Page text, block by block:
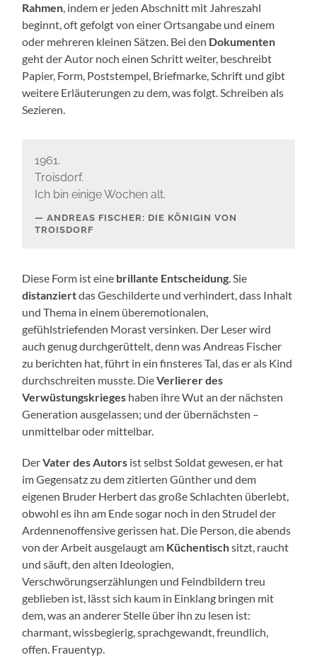
Rahmen, indem er jeden Abschnitt mit Jahreszahl
beginnt, oft gefolgt von einer Ortsangabe und einem
oder mehreren kleinen Sätzen. Bei den Dokumenten
geht der Autor noch einen Schritt weiter, beschreibt
Papier, Form, Poststempel, Briefmarke, Schrift und gibt
weitere Erläuterungen zu dem, was folgt. Schreiben als
Sezieren.
1961.
Troisdorf.
Ich bin einige Wochen alt.
ANDREAS FISCHER: DIE KÖNIGIN VON
TROISDORF
Diese Form ist eine brillante Entscheidung. Sie
distanziertdas Geschilderte und verhindert, dass Inhalt
und Thema in einem überemotionalen,
gefühlstriefenden Morast versinken. Der Leser wird
auch genug durchgerüttelt, denn was Andreas Fischer
zu berichten hat, führt in ein finsteres Tal, das er als Kind
durchschreiten musste. DieVerlierer des
Verwüstungskrieges haben ihre Wut an der nächsten
Generation ausgelassen; und der übernächsten –
unmittelbar oder mittelbar.
DerVater des Autors ist selbst Soldat gewesen, er hat
im Gegensatz zu dem zitierten Günther und dem
eigenen Bruder Herbert das große Schlachten überlebt,
obwohl es ihn am Ende sogar noch in den Strudel der
Ardennenoffensive gerissen hat. Die Person, die abends
von der Arbeit ausgelaugt am Küchentischsitzt, raucht
und säuft, den alten Ideologien,
Verschwörungserzählungen und Feindbildern treu
geblieben ist, lässt sich kaum in Einklang bringen mit
dem, was an anderer Stelle über ihn zu lesen ist:
charmant, wissbegierig, sprachgewandt, freundlich,
offen. Frauentyp.